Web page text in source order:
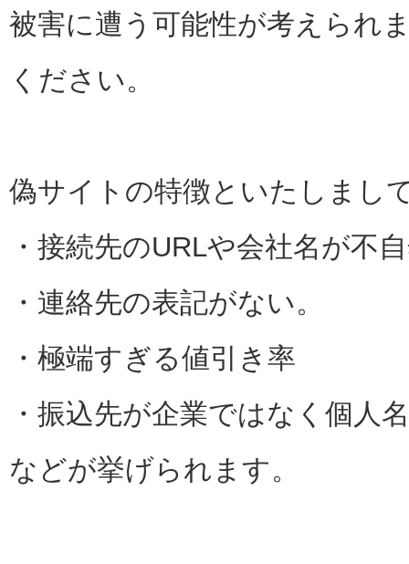
被害に遭う可能性が考えられ
ください。
偽サイトの特徴といたしまし
・接続先のURLや会社名が不
・連絡先の表記がない。
・極端すぎる値引き率
・振込先が企業ではなく個人
などが挙げられます。